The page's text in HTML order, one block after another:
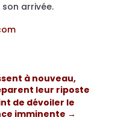
arrivée.
à nouveau,
leur riposte
de dévoiler le
imminente →